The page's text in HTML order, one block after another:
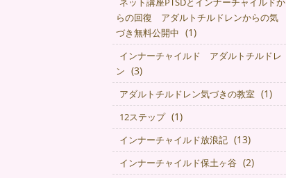
らの回復 アダルトチルドレンからの気
づき無料公開中 (1)
インナーチャイルド アダルトチルドレ
ン (3)
アダルトチルドレン気づきの教室 (1)
12ステップ (1)
インナーチャイルド放浪記 (13)
インナーチャイルド保土ヶ谷 (2)